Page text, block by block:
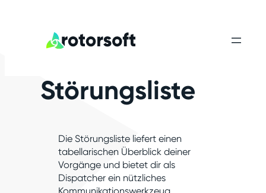
Störungsliste
Die Störungsliste liefert einen
tabellarischen Überblick deiner
Vorgänge und bietet dir als
Dispatcher ein nützliches